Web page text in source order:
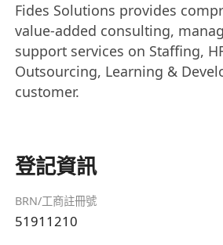
Fides Solutions provides
value-added consulting,
support services on Staffing,
Outsourcing, Learning &
customer.
登記資訊
BRN/工商註冊號
51911210